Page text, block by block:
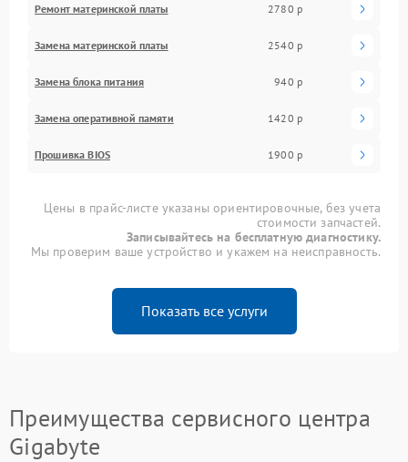
Ремонт материнской платы 2780 р
Замена материнской платы 2540 р
Замена блока питания 940 р
Замена оперативной памяти 1420 р
Прошивка BIOS 1900 р
Цены в прайс-листе указаны ориентировочные, без учета
стоимости запчастей.
Записывайтесь на бесплатную диагностику.
Мы проверим ваше устройство и укажем на неисправность.
Показать все услуги
Преимущества сервисного центра
Gigabyte